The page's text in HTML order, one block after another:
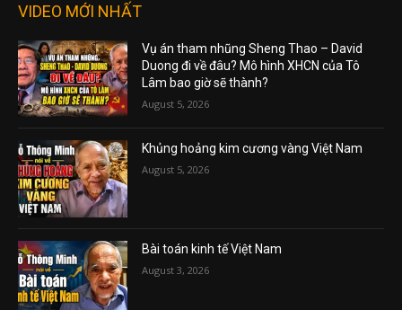
VIDEO MỚI NHẤT
Vụ án tham nhũng Sheng Thao – David
Duong đi về đâu? Mô hình XHCN của Tô
Lâm bao giờ sẽ thành?
August 5, 2026
Khủng hoảng kim cương vàng Việt Nam
August 5, 2026
Bài toán kinh tế Việt Nam
August 3, 2026